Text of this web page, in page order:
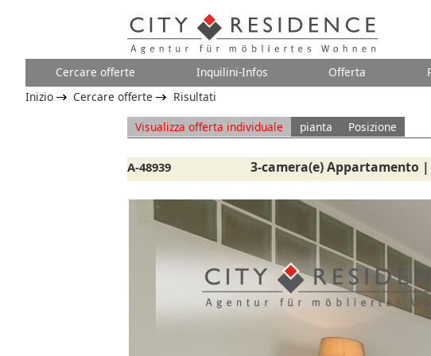
Cercare offerte Inquilini-Infos Offerta
Inizio Cercare offerte
Risultati
Visualizza offerta individuale
pianta Posizione
A-48939 3-camera(e) Appartamento